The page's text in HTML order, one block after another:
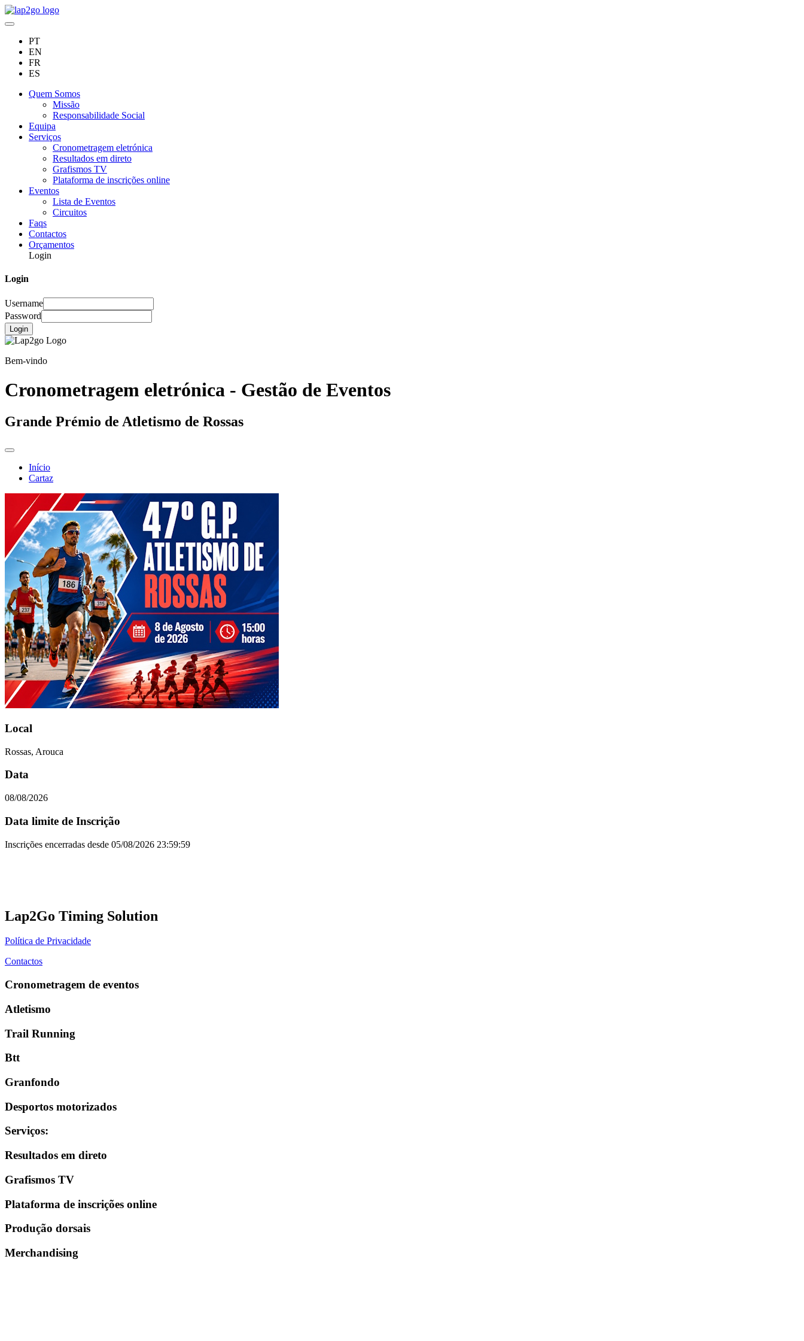
PT
EN
FR
ES
Quem Somos
Missão
Responsabilidade Social
Equipa
Serviços
Cronometragem eletrónica
Resultados em direto
Grafismos TV
Plataforma de inscrições online
Eventos
Lista de Eventos
Circuitos
Faqs
Contactos
Orçamentos
Login
Login
Username
Password
Login
Bem-vindo
Cronometragem eletrónica - Gestão de Eventos
Grande Prémio de Atletismo de Rossas
Início
Cartaz
Local
Rossas, Arouca
Data
08/08/2026
Data limite de Inscrição
Inscrições encerradas desde 05/08/2026 23:59:59
Lap2Go Timing Solution
Política de Privacidade
Contactos
Cronometragem de eventos
Atletismo
Trail Running
Btt
Granfondo
Desportos motorizados
Serviços:
Resultados em direto
Grafismos TV
Plataforma de inscrições online
Produção dorsais
Merchandising